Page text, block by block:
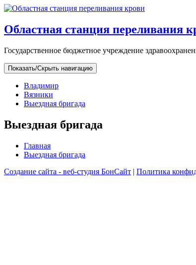
Областная cтанция переливания
Государственное бюджетное учреждение
Показать/Скрыть навигацию
Владимир
Вязники
Выездная бригада
Выездная бригада
Главная
Выездная бригада
Создание сайта - веб-студия БонСайт | Политика